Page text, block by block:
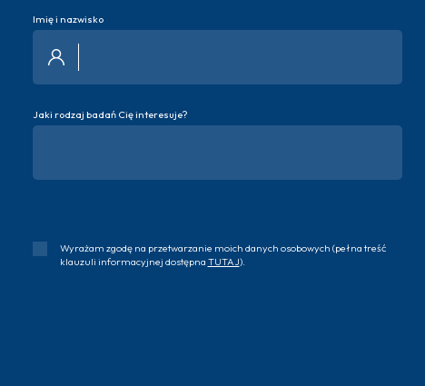
Imię i nazwisko
Jaki rodzaj badań Cię interesuje?
Wyrażam zgodę na przetwarzanie moich danych osobowych (pełna treść
klauzuli informacyjnej dostępna TUTAJ).